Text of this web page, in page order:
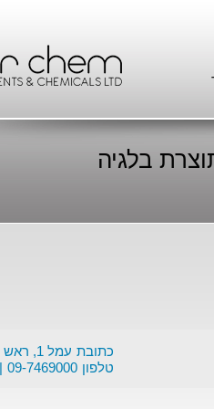
בלגיה
כתובת עמל 1, ראש העין 4809201
טלפון 09-7469000